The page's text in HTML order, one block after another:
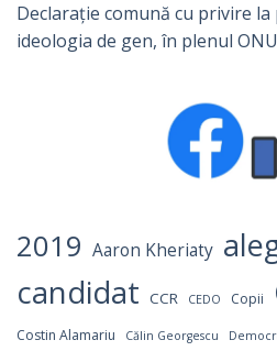
Declarație comună cu privire
ideologia de gen, în plenul ONU
2019 Aaron Kheriaty
candidat CCR CEDO Copii
Costin Alamariu Călin Georgescu